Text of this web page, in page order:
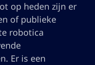
op heden zijn er
of publieke
robotica
Er is een